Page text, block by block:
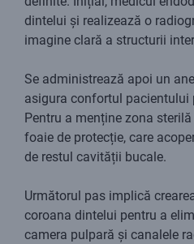
dintelui și realizează o
imagine clară a structurii
Se administrează apoi un
asigura confortul pacientului
Pentru a menține zona
foaie de protecție, care
de restul cavității bucale.
Următorul pas implică
coroana dintelui pentru a
camera pulpară și canalele